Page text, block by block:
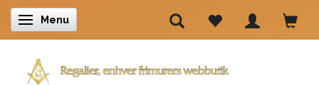
Skifte navigation
Menu